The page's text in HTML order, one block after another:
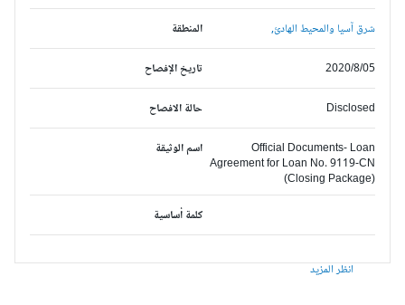
المنطقة شرق آسيا والمحيط الهادئ,
تاريخ الإفصاح 2020/8/05
حالة الافصاح Disclosed
اسم الوثيقة
Official Documents- Loan
Agreement for Loan No. 9119-CN
(Closing Package)
كلمة أساسية
انظر المزيد